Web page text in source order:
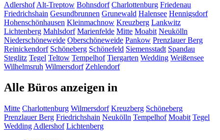
Adlershof Alt-Treptow Bohnsdorf Charlottenburg Friedenau
Friedrichshain Gesundbrunnen Grunewald Halensee Hennigsdorf
Hohenschönhausen Kleinmachnow Kreuzberg Lankwitz
Lichtenberg Mahlsdorf Marienfelde Mitte Moabit Neukölln
Niederschöneweide Oberschöneweide Pankow Prenzlauer Berg
Reinickendorf Schöneberg Schönefeld Siemensstadt Spandau
Steglitz Tegel Teltow Tempelhof Tiergarten Wedding Weißensee
Wilhelmsruh Wilmersdorf Zehlendorf
Alle Büros anzeigen in
Mitte Charlottenburg Wilmersdorf Kreuzberg Schöneberg
Prenzlauer Berg Friedrichshain Neukölln Tempelhof Moabit Tegel
Wedding Adlershof Lichtenberg